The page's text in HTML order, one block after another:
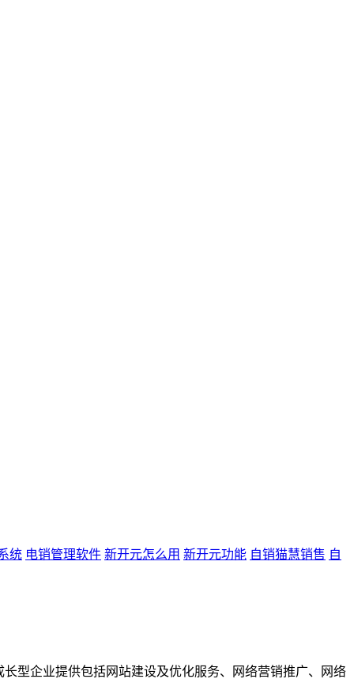
统 电销管理软件 新开元怎么用 新开元功能 自销猫慧销售 自
型企业提供包括网站建设及优化服务、网络营销推广、网络